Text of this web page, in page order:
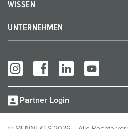
WISSEN
UNTERNEHMEN
Partner Login